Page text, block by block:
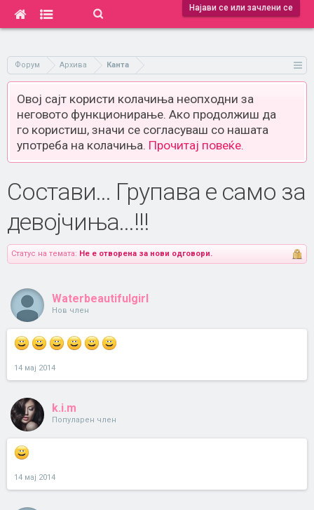
Најави се или зачлени се
Форум Архива Канта
Овој сајт користи колачиња неопходни за
неговото функционирање. Ако продолжиш да
го користиш, значи се согласуваш со нашата
употреба на колачиња. Прочитај повеќе.
Состави... Групава е само за
девојчиња...!!!
Статус на темата: Не е отворена за нови одговори.
Waterbeautifulgirl
Нов член
14 мај 2014
k.i.m
Популарен член
14 мај 2014